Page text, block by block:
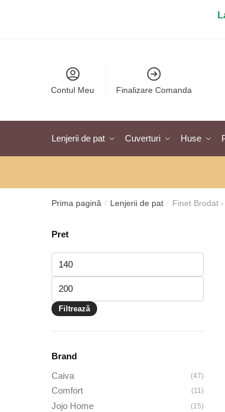
Contul Meu Finalizare Comanda
Lenjerii de pat Cuverturi Huse
Prima pagină / Lenjerii de pat / Finet Brodat
Pret
Preț
minim
Preț
maxim
Filtrează
Brand
Caiva
(47)
Comfort (11)
Jojo Home (15)